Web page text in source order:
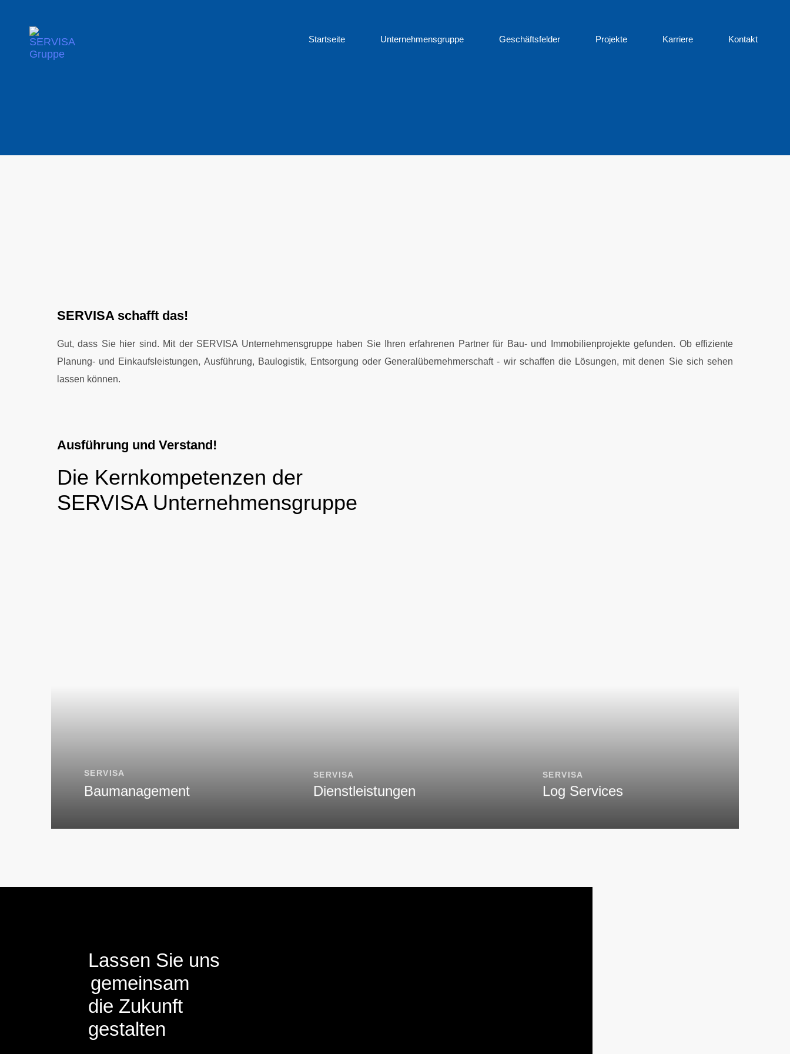
Startseite Unternehmensgruppe Geschäftsfelder Projekte Karriere Kontakt
SERVISA schafft das!
Gut, dass Sie hier sind. Mit der SERVISA Unternehmensgruppe haben Sie Ihren erfahrenen Partner für Bau- und Immobilienprojekte gefunden. Ob effiziente
Planung- und Einkaufsleistungen, Ausführung, Baulogistik, Entsorgung oder Generalübernehmerschaft - wir schaffen die Lösungen, mit denen Sie sich sehen
lassen können.
Ausführung und Verstand!
Die Kernkompetenzen der
SERVISA Unternehmensgruppe
SERVISA
Bau­management
SERVISA
Dienst­leistungen
SERVISA
Log Services
Lassen Sie uns
gemeinsam
die Zukunft
gestalten